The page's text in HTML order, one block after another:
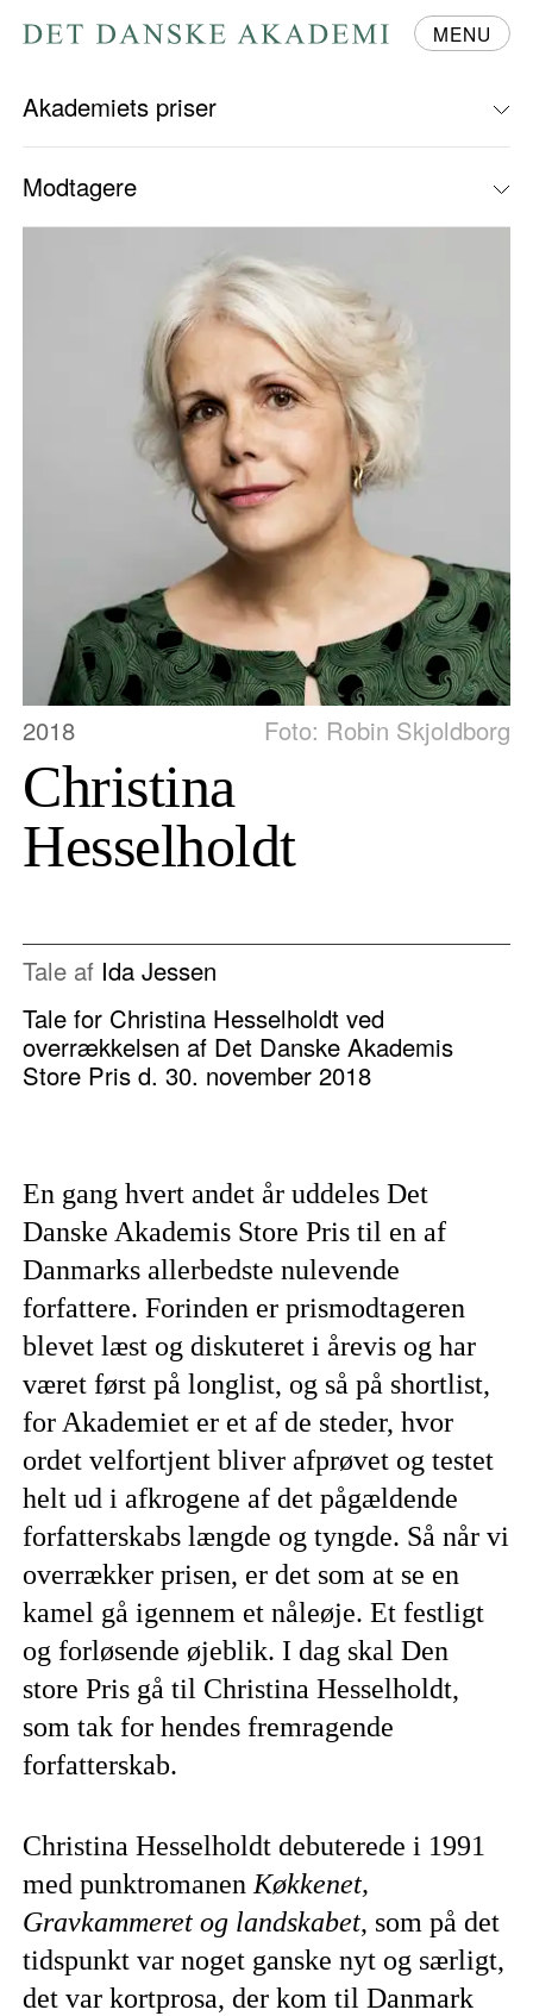
forsiden
MENU
Akademiets priser
Modtagere
2018 Foto: Robin Skjoldborg
Christina
Hesselholdt
Tale af Ida Jessen
Tale for Christina Hesselholdt ved
overrækkelsen af Det Danske Akademis
Store Pris d. 30. november 2018
En gang hvert andet år uddeles Det
Danske Akademis Store Pris til en af
Danmarks allerbedste nulevende
forfattere. Forinden er prismodtageren
blevet læst og diskuteret i årevis og har
været først på longlist, og så på shortlist,
for Akademiet er et af de steder, hvor
ordet velfortjent bliver afprøvet og testet
helt ud i afkrogene af det pågældende
forfatterskabs længde og tyngde. Så når vi
overrækker prisen, er det som at se en
kamel gå igennem et nåleøje. Et festligt
og forløsende øjeblik. I dag skal Den
store Pris gå til Christina Hesselholdt,
som tak for hendes fremragende
forfatterskab.
Christina Hesselholdt debuterede i 1991
med punktromanen Køkkenet,
Gravkammeret og landskabet, som på det
tidspunkt var noget ganske nyt og særligt,
det var kortprosa, der kom til Danmark